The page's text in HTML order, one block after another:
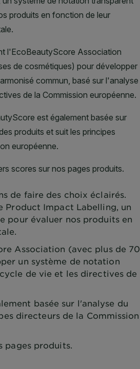
de faire des choix éclairés.
Product Impact Labelling, un
pour évaluer nos produits en
Association (avec plus de 70
un système de notation
de vie et les directives de
basée sur l'analyse du
directeurs de la Commission
pages produits.